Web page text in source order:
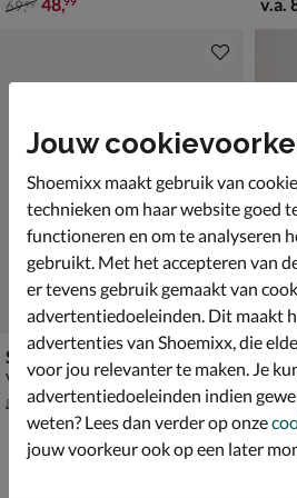
69,99
Shoesme
Veterboots - zwart
van € 89,99 voor € 62,99
89 99 62,99
Dr.
van
99,99
Jouw
Shoemixx maakt gebruik van
technieken om haar website goed
functioneren en om te analyseren
gebruikt. Met het accepteren van
er tevens gebruik gemaakt van
advertentiedoeleinden. Dit maakt
advertenties van Shoemixx, die
voor jou relevanter te maken. Je
advertentiedoeleinden indien
weten? Lees dan verder op onze
jouw voorkeur ook op een later